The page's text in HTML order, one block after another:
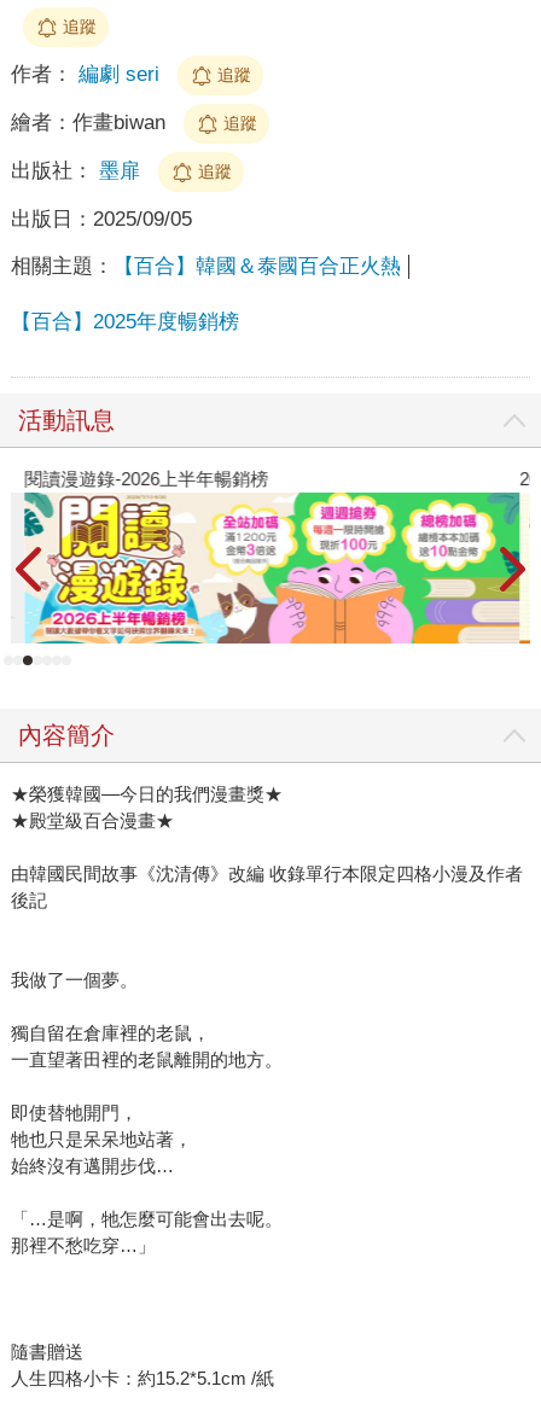
追蹤
作者： 編劇 seri 追蹤
繪者： 作畫biwan 追蹤
出版社： 墨扉 追蹤
出版日： 2025/09/05
相關主題： 【百合】韓國＆泰國百合正火熱
【百合】2025年度暢銷榜
活動訊息
閱讀漫遊錄-2026上半年暢銷榜
內容簡介
★榮獲韓國—今日的我們漫畫獎★
★殿堂級百合漫畫★
由韓國民間故事《沈清傳》改編 收錄單行本限定四格小漫及作者
後記
我做了一個夢。
獨自留在倉庫裡的老鼠，
一直望著田裡的老鼠離開的地方。
即使替牠開門，
牠也只是呆呆地站著，
始終沒有邁開步伐…
「…是啊，牠怎麼可能會出去呢。
那裡不愁吃穿…」
隨書贈送
人生四格小卡：約15.2*5.1cm /紙